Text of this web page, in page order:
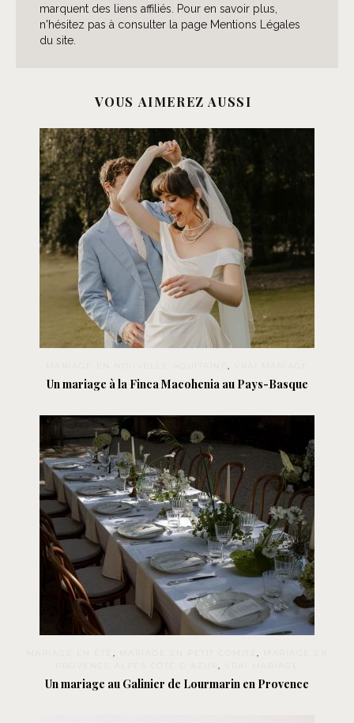
marquent des liens affiliés. Pour en savoir plus,
n'hésitez pas à consulter la page Mentions Légales
du site.
VOUS AIMEREZ AUSSI
MARIAGE EN NOUVELLE-AQUITAINE,
Un mariage à la Finca Macohenia au Pays-Basque
, MARIAGE EN PETIT COMITÉ,
,
Un mariage au Galinier de Lourmarin en Provence